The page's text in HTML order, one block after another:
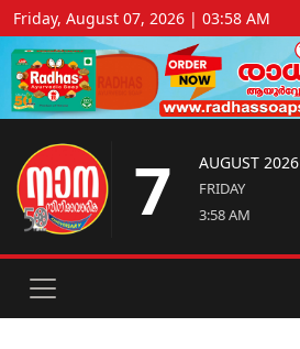
Friday, August 07, 2026 | 03:58 AM
7 AUGUST 2026
FRIDAY
3:58 AM